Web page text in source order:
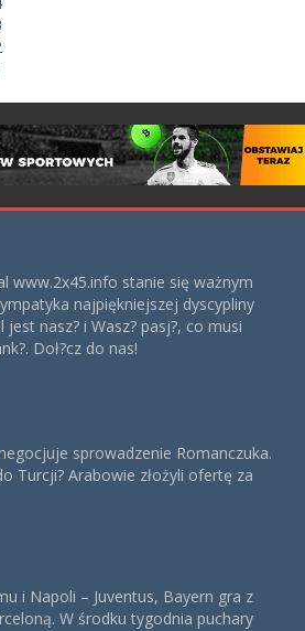
www.2x45.info stanie się ważnym
najpiękniejszej dyscypliny
nasz? i Wasz? pasj?, co musi
Doł?cz do nas!
sprowadzenie Romanczuka.
Turcji? Arabowie złożyli ofertę za
i Napoli – Juventus, Bayern gra z
W środku tygodnia puchary